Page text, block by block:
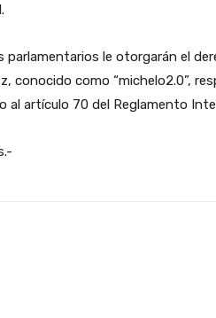
le otorgarán el
conocido como “michelo2.0”,
al artículo 70 del Reglamento